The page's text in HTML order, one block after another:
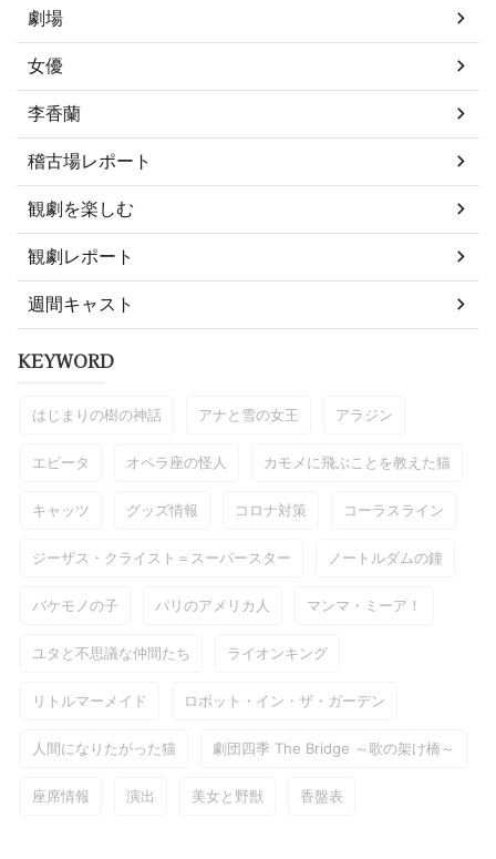
劇場
女優
李香蘭
稽古場レポート
観劇を楽しむ
観劇レポート
週間キャスト
KEYWORD
はじまりの樹の神話 アナと雪の女王 アラジン
エビータ オペラ座の怪人 カモメに飛ぶことを教えた猫
キャッツ グッズ情報 コロナ対策 コーラスライン
ジーザス・クライスト＝スーパースター ノートルダムの鐘
バケモノの子 パリのアメリカ人 マンマ・ミーア！
ユタと不思議な仲間たち ライオンキング
リトルマーメイド ロボット・イン・ザ・ガーデン
人間になりたがった猫 劇団四季 The Bridge ～歌の架け橋～
座席情報 演出 美女と野獣 香盤表